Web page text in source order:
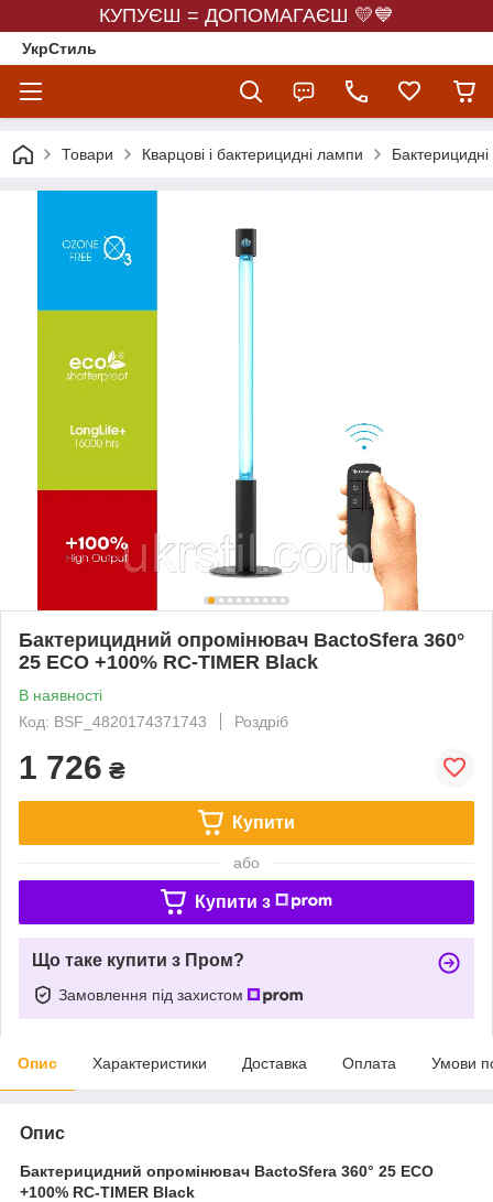
КУПУЄШ = ДОПОМАГАЄШ 💛💙
УкрСтиль
Товари Кварцові і бактерицидні лампи
Бактерицидний опромінювач BactoSfera 360°
25 ECO +100% RC-TIMER Black
В наявності
Код: BSF_4820174371743
Роздріб
1 726 ₴
Купити
або
Купити з
Що таке купити з Пром?
Замовлення під захистом
Опис Характеристики Доставка Оплата Умови
Опис
Бактерицидний опромінювач BactoSfera 360° 25 ECO
+100% RC-TIMER Black